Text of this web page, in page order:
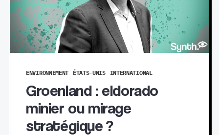
ENVIRONNEMENT ÉTATS-UNIS INTERNATIONAL
Groenland : eldorado
minier ou mirage
stratégique ?